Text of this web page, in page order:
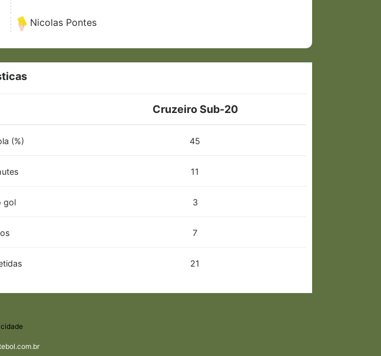
Nicolas Pontes
Cruzeiro Sub-20
(%) 45
11
gol 3
7
21